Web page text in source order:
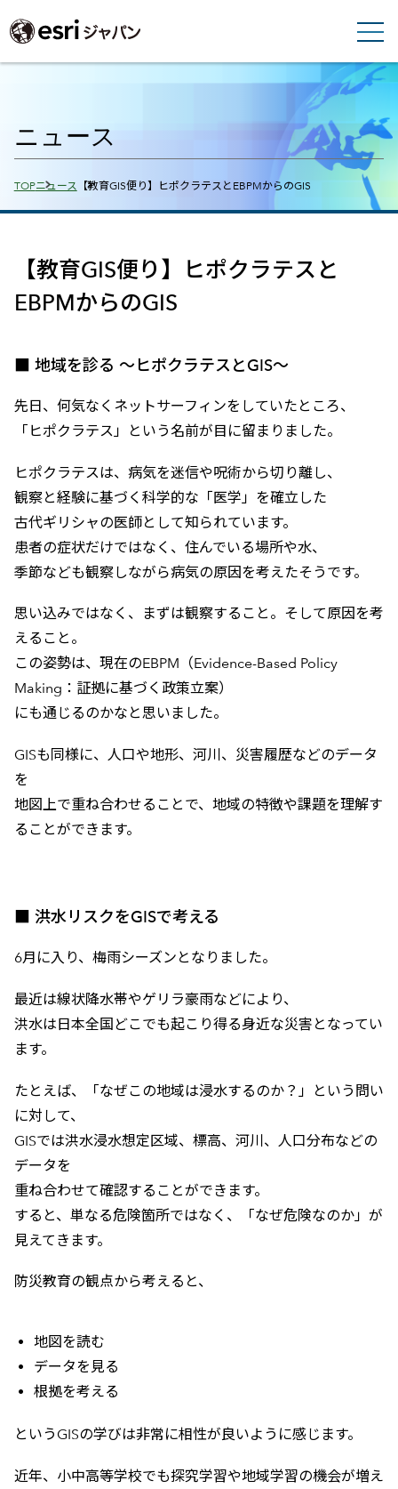
ニュース
Breadcrumbs
TOPニュース 【教育GIS便り】ヒポクラテスとEBPMからのGIS
【教育GIS便り】ヒポクラテスと
EBPMからのGIS
■ 地域を診る ～ヒポクラテスとGIS～
先日、何気なくネットサーフィンをしていたところ、
「ヒポクラテス」という名前が目に留まりました。
ヒポクラテスは、病気を迷信や呪術から切り離し、
観察と経験に基づく科学的な「医学」を確立した
古代ギリシャの医師として知られています。
患者の症状だけではなく、住んでいる場所や水、
季節なども観察しながら病気の原因を考えたそうです。
思い込みではなく、まずは観察すること。そして原因を考
えること。
この姿勢は、現在のEBPM（Evidence-Based Policy
Making：証拠に基づく政策立案）
にも通じるのかなと思いました。
GISも同様に、人口や地形、河川、災害履歴などのデータ
を
地図上で重ね合わせることで、地域の特徴や課題を理解す
ることができます。
■ 洪水リスクをGISで考える
6月に入り、梅雨シーズンとなりました。
最近は線状降水帯やゲリラ豪雨などにより、
洪水は日本全国どこでも起こり得る身近な災害となってい
ます。
たとえば、「なぜこの地域は浸水するのか？」という問い
に対して、
GISでは洪水浸水想定区域、標高、河川、人口分布などの
データを
重ね合わせて確認することができます。
すると、単なる危険箇所ではなく、「なぜ危険なのか」が
見えてきます。
防災教育の観点から考えると、
地図を読む
データを見る
根拠を考える
というGISの学びは非常に相性が良いように感じます。
近年、小中高等学校でも探究学習や地域学習の機会が増え